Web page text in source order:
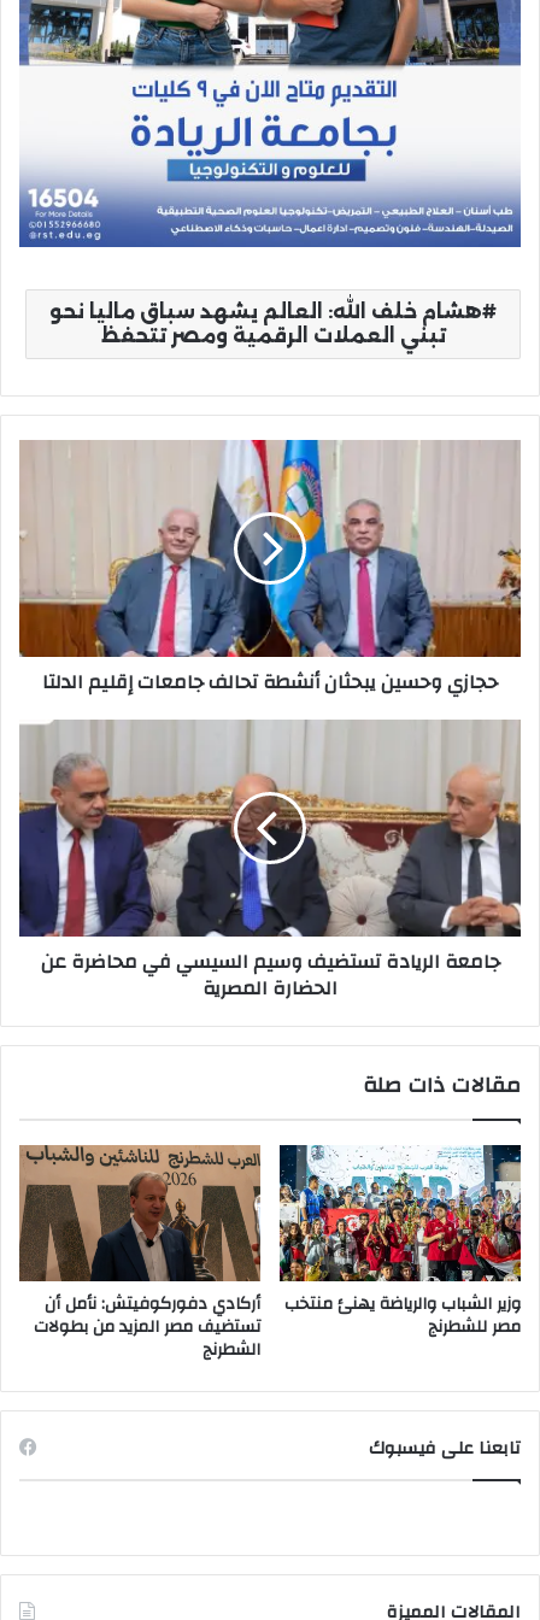
هشام خلف الله: العالم يشهد سباق ماليا نحو
تبني العملات الرقمية ومصر تتحفظ
تحالف
جامعات
إقليم
حجازي وحسين يبحثان أنشطة تحالف جامعات إقليم الدلتا
تستضيف
وسيم
السيسي
في
محاضرة
عن
الحضارة
المصرية
جامعة الريادة تستضيف وسيم السيسي في محاضرة عن
الحضارة المصرية
مقالات ذات صلة
وزير الشباب والرياضة يهنئ منتخب
مصر للشطرنج
أركادي دفوركوفيتش: نأمل أن
تستضيف مصر المزيد من بطولات
الشطرنج
تابعنا على فيسبوك
المقالات المميزة